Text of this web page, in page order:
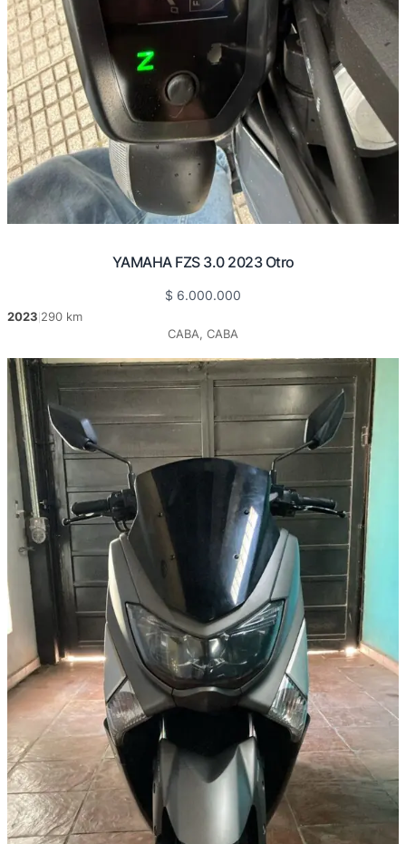
YAMAHA FZS 3.0 2023 Otro
$ 6.000.000
2023 290 km
CABA, CABA